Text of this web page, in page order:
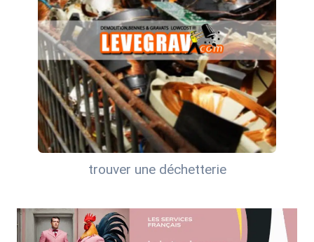
trouver une déchetterie